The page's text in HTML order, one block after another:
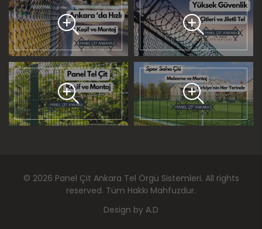
© 2026 Panel Çit Ankara Tel Örgü Sistemleri. All rights
reserved. Tüm Hakkı Mahfuzdur.
Design by A.D